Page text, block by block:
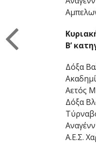
Β’
Δόξα
Αετός
Δόξα
Α.Ε.Σ.